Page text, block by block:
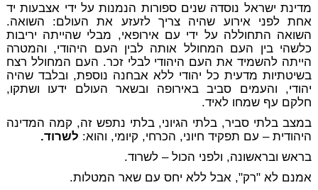
מדינת ישראל נוסדה שנים ספורות הנמנות על ידי אצבעות יד
אחת לפני אירוע שהיה צריך לזעזע את העולם: השואה.
השואה התחוללה על ידי עם אירופאי, מבלי שהייתה יריבות
כלשהי בין העם המחולל אותה לבין העם היהודי, והמטרה
הייתה להשמיד את העם היהודי לבלי זכר. העם המחולל רצח
בשיטתיות מדעית כל יהודי ללא אבחנה נוספת, ובלבד שהיה
יהודי, והעמים סביב באירופה ובשאר העולם ידעו ושתקו,
חלקם עף שמחו לאיד.
במצב בלתי סביר, בלתי הגיוני, בלתי נתפש זה, קמה המדינה
היהודית – עם תפקיד חיוני, הכרחי, קיומי, והוא: לשרוד.
בראש ובראשונה, ולפני הכול – לשרוד.
אמנם לא "רק", אבל ללא יחס עם שאר המטלות.